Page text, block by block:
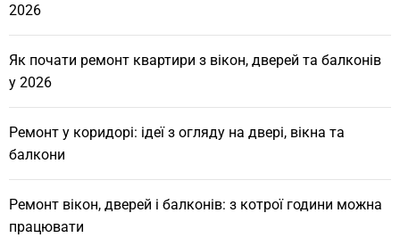
2026
Як почати ремонт квартири з вікон, дверей та балконів
у 2026
Ремонт у коридорі: ідеї з огляду на двері, вікна та
балкони
Ремонт вікон, дверей і балконів: з котрої години можна
працювати